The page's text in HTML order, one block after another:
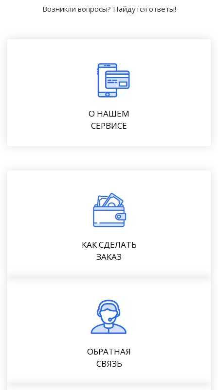
Возникли вопросы? Найдутся ответы!
О НАШЕМ
СЕРВИСЕ
КАК СДЕЛАТЬ
ЗАКАЗ
ОБРАТНАЯ
СВЯЗЬ